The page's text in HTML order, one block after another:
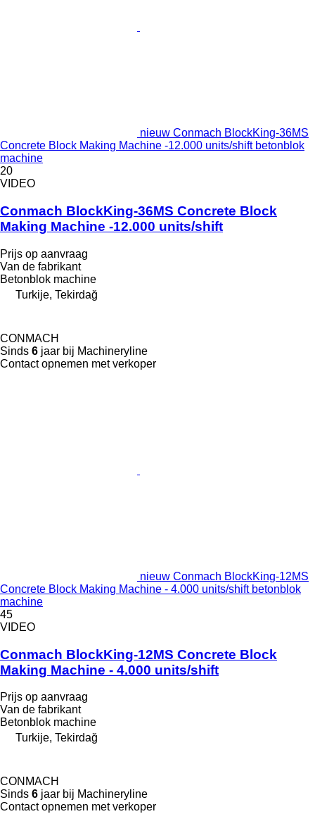
nieuw Conmach BlockKing-36MS
Concrete Block Making Machine -12.000 units/shift betonblok
machine
20
VIDEO
Conmach BlockKing-36MS Concrete Block
Making Machine -12.000 units/shift
Prijs op aanvraag
Van de fabrikant
Betonblok machine
Turkije, Tekirdağ
CONMACH
Sinds 6 jaar bij Machineryline
Contact opnemen met verkoper
nieuw Conmach BlockKing-12MS
Concrete Block Making Machine - 4.000 units/shift betonblok
machine
45
VIDEO
Conmach BlockKing-12MS Concrete Block
Making Machine - 4.000 units/shift
Prijs op aanvraag
Van de fabrikant
Betonblok machine
Turkije, Tekirdağ
CONMACH
Sinds 6 jaar bij Machineryline
Contact opnemen met verkoper